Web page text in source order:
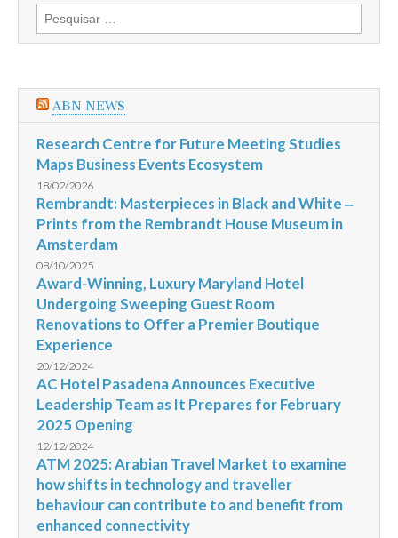
Pesquisar
por:
ABN NEWS
Research Centre for Future Meeting Studies
Maps Business Events Ecosystem
18/02/2026
Rembrandt: Masterpieces in Black and White ‒
Prints from the Rembrandt House Museum in
Amsterdam
08/10/2025
Award-Winning, Luxury Maryland Hotel
Undergoing Sweeping Guest Room
Renovations to Offer a Premier Boutique
Experience
20/12/2024
AC Hotel Pasadena Announces Executive
Leadership Team as It Prepares for February
2025 Opening
12/12/2024
ATM 2025: Arabian Travel Market to examine
how shifts in technology and traveller
behaviour can contribute to and benefit from
enhanced connectivity